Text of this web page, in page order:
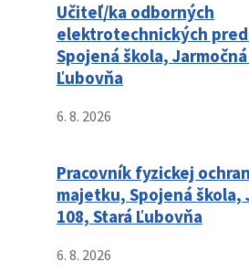
Učiteľ/ka odborných
elektrotechnických
Spojená škola,
Ľubovňa
6. 8. 2026
Pracovník fyzickej
majetku, Spojená škola,
108, Stará Ľubovňa
6. 8. 2026